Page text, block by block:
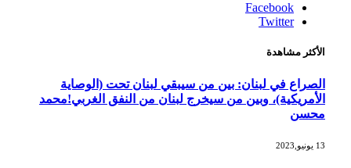
Facebook
Twitter
الأكثر مشاهدة
الصراع في لبنان: بين من سيبقي لبنان تحت (الوصاية
الأمريكية)، وبين من سيخرج لبنان من النفق الغربي!محمد
محسن
13 يونيو,2023